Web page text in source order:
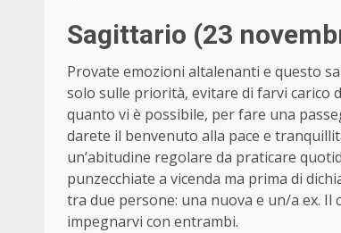
Sagittario (23
Provate emozioni altalenanti e questo
solo sulle priorità, evitare di farvi carico
quanto vi è possibile, per fare una
darete il benvenuto alla pace e
un’abitudine regolare da praticare
punzecchiate a vicenda ma prima di
tra due persone: una nuova e un/a ex. Il
impegnarvi con entrambi.